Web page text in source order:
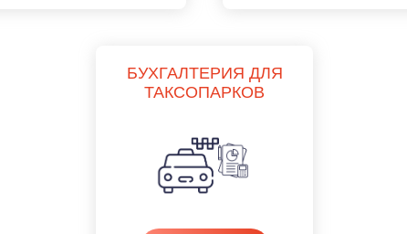
БУХГАЛТЕРИЯ ДЛЯ
ТАКСОПАРКОВ